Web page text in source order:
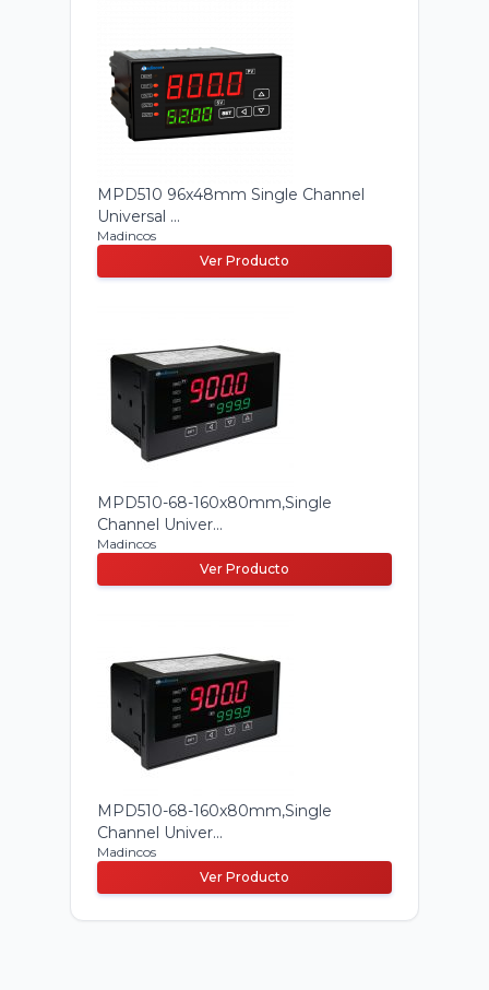
MPD510 96x48mm Single Channel
Universal ...
Madincos
Ver Producto
MPD510-68-160x80mm,Single
Channel Univer...
Madincos
Ver Producto
MPD510-68-160x80mm,Single
Channel Univer...
Madincos
Ver Producto